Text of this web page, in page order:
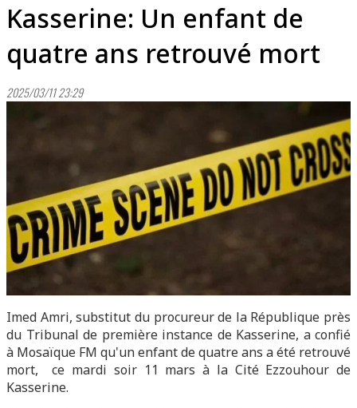
Kasserine: Un enfant de
quatre ans retrouvé mort
2025/03/11 23:29
Imed Amri, substitut du procureur de la République près
du Tribunal de première instance de Kasserine, a confié
à Mosaïque FM qu'un enfant de quatre ans a été retrouvé
mort, ce mardi soir 11 mars à la Cité Ezzouhour de
Kasserine.